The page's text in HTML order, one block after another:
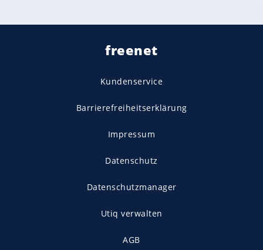
freenet
Kundenservice
Barrierefreiheitserklärung
Impressum
Datenschutz
Datenschutzmanager
Utiq verwalten
AGB